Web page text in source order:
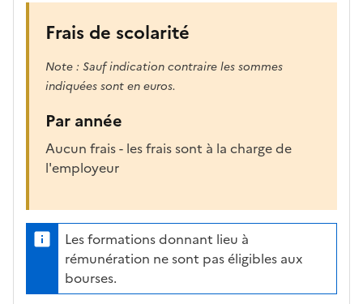
Frais de scolarité
Note : Sauf indication contraire les sommes
indiquées sont en euros.
Par année
Aucun frais - les frais sont à la charge de
l'employeur
Les formations donnant lieu à
rémunération ne sont pas éligibles aux
bourses.